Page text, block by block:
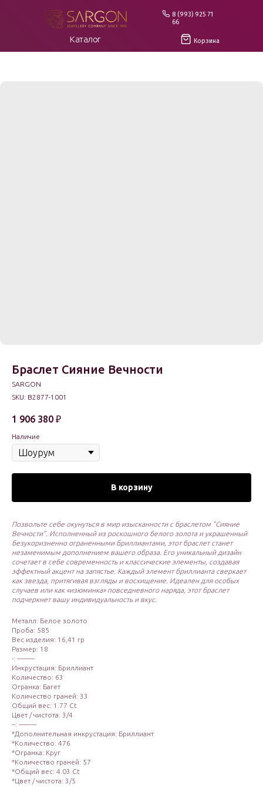
8 (993) 925 71
66
Корзина
Каталог
Браслет Сияние Вечности
SARGON
SKU: B2877-1001
1 906 380 ₽
Наличие
В корзину
Позвольте себе окунуться в мир изысканности с браслетом "Сияние
Вечности". Исполненный из роскошного белого золота и украшенный
безукоризненно ограненными бриллиантами, этот браслет станет
незаменимым дополнением вашего образа. Его уникальный дизайн
сочетает в себе современность и классические элементы, создавая
эффектный акцент на запястье. Каждый элемент бриллианта сверкает
как звезда, притягивая взгляды и восхищение. Идеален для особых
случаев или как «изюминка» повседневного наряда, этот браслет
подчеркнет вашу индивидуальность и вкус.
Металл: Белое золото
Проба: 585
Вес изделия: 16,41 гр
Размер: 18
-: ----------
Инкрустация: Бриллиант
Количество: 63
Огранка: Багет
Количество граней: 33
Общий вес: 1.77 Ct
Цвет / чистота: 3/4
--: ----------
*Дополнительная инкрустация: Бриллиант
*Количество: 476
*Огранка: Круг
*Количество граней: 57
*Общий вес: 4.03 Ct
*Цвет / чистота: 3/5